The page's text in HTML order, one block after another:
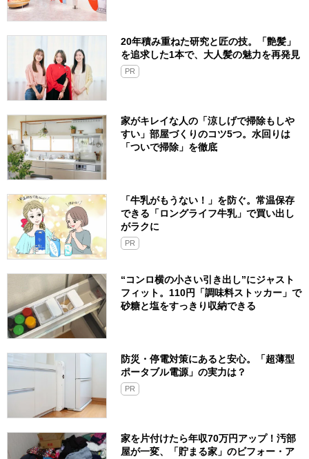
20年積み重ねた研究と匠の技。「艶髪」
を追求した1本で、大人髪の魅力を再発見
PR
家がキレイな人の「涼しげで掃除もしや
すい」部屋づくりのコツ5つ。水回りは
「ついで掃除」を徹底
「牛乳がもうない！」を防ぐ。常温保存
できる「ロングライフ牛乳」で買い出し
がラクに
PR
“コンロ横の小さい引き出し”にジャスト
フィット。110円「調味料ストッカー」で
砂糖と塩をすっきり収納できる
防災・停電対策にあると安心。「超薄型
ポータブル電源」の実力は？​
PR
家を片付けたら年収70万円アップ！汚部
屋が一変、「貯まる家」のビフォー・ア